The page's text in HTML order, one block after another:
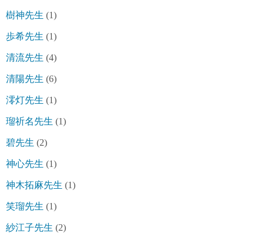
樹神先生 (1)
歩希先生 (1)
清流先生 (4)
清陽先生 (6)
澪灯先生 (1)
瑠祈名先生 (1)
碧先生 (2)
神心先生 (1)
神木拓麻先生 (1)
笑瑠先生 (1)
紗江子先生 (2)